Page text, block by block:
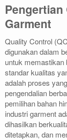
Garment
Quality Control
digunakan dalam
untuk memastikan
standar kualitas
adalah proses
pengendalian
pemilihan bahan
industri garment
dihasilkan
ditetapkan, dan